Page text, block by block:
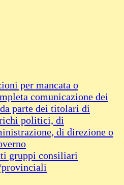
per mancata o
comunicazione dei
parte dei titolari di
politici, di
di direzione o
gruppi consiliari